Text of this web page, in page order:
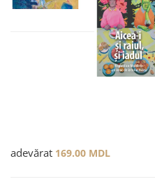
adevărat 169.00 MDL